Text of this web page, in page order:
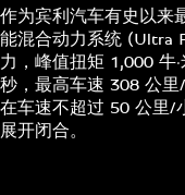
作为宾利汽车有史以来
能混合动力系统 (Ultra
力，峰值扭矩 1,000 牛
秒，最高车速 308 公里
在车速不超过 50 公里/
展开闭合。